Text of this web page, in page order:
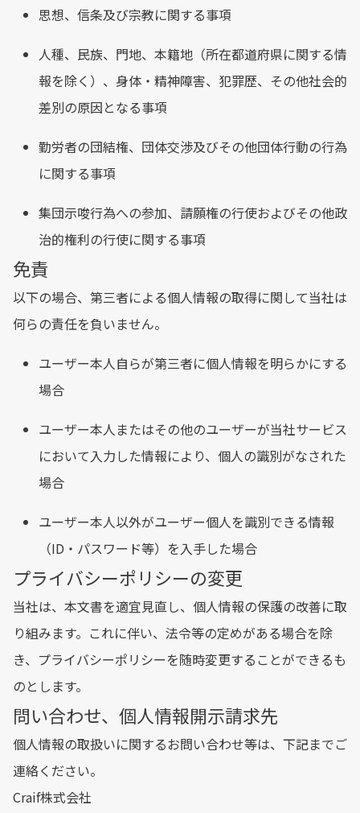
思想、信条及び宗教に関する事項
人種、民族、門地、本籍地（所在都道府県に関する情
報を除く）、身体・精神障害、犯罪歴、その他社会的
差別の原因となる事項
勤労者の団結権、団体交渉及びその他団体行動の行為
に関する事項
集団示唆行為への参加、請願権の行使およびその他政
治的権利の行使に関する事項
免責
以下の場合、第三者による個人情報の取得に関して当社は
何らの責任を負いません。
ユーザー本人自らが第三者に個人情報を明らかにする
場合
ユーザー本人またはその他のユーザーが当社サービス
において入力した情報により、個人の識別がなされた
場合
ユーザー本人以外がユーザー個人を識別できる情報
（ID・パスワード等）を入手した場合
プライバシーポリシーの変更
当社は、本文書を適宜見直し、個人情報の保護の改善に取
り組みます。これに伴い、法令等の定めがある場合を除
き、プライバシーポリシーを随時変更することができるも
のとします。
問い合わせ、個人情報開示請求先
個人情報の取扱いに関するお問い合わせ等は、下記までご
連絡ください。
Craif株式会社